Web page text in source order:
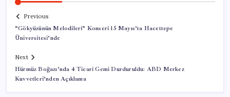
Previous
“Gökyüzünün Melodileri” Konseri 15 Mayıs’ta Hacettepe
Üniversitesi’nde
Next
Hürmüz Boğazı’nda 4 Ticari Gemi Durduruldu: ABD Merkez
Kuvvetleri’nden Açıklama